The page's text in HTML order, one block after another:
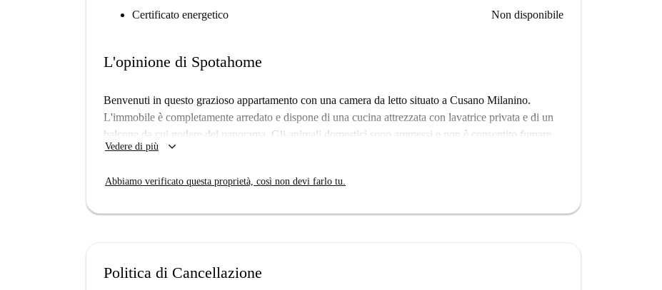
Certificato energetico Non disponibile
L'opinione di Spotahome
Benvenuti in questo grazioso appartamento con una camera da letto situato a Cusano Milanino.
L'immobile è completamente arredato e dispone di una cucina attrezzata con lavatrice privata e di un
balcone da cui godere del panorama. Gli animali domestici sono ammessi e non è consentito fumare
all'interno. L'appartamento è stato controllato da Spotahome, garantendo il rispetto dei nostri standard
interesse. Potrete gustare un pasto alla Bottega del Caffè o esplorare la vicina Torre dell'Acquedotto.
Vedere di più keyboard_arrow_down
Abbiamo verificato questa proprietà, così non devi farlo tu.
Politica di Cancellazione